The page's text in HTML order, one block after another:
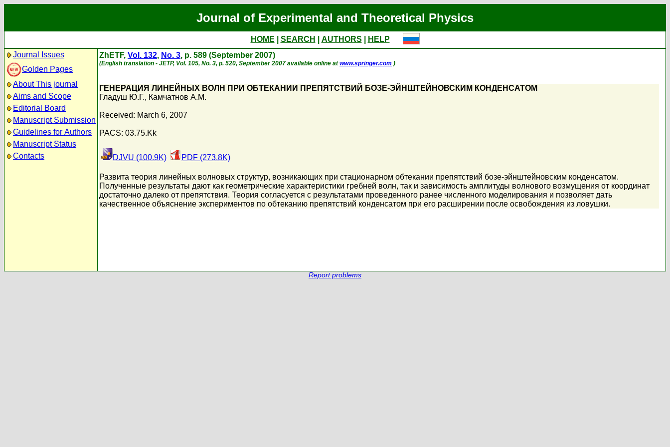
Journal of Experimental and Theoretical Physics
HOME SEARCH AUTHORS
HELP
Journal Issues
Golden Pages
About This journal
Aims and Scope
Editorial Board
Manuscript Submission
Guidelines for Authors
Manuscript Status
Contacts
ZhETF, Vol. 132, No. 3, p. 589 (September 2007)
(English translation - JETP, Vol. 105, No. 3, p. 520, September 2007 available online atwww.springer.com )
ГЕНЕРАЦИЯ ЛИНЕЙНЫХ ВОЛН ПРИ ОБТЕКАНИИ ПРЕПЯТСТВИЙ БОЗЕ-ЭЙНШТЕЙНОВСКИМ КОНДЕНСАТОМ
Гладуш Ю.Г., Камчатнов А.М.
Received: March 6, 2007
PACS: 03.75.Kk
DJVU (100.9K) PDF (273.8K)
Развита теория линейных волновых структур, возникающих при стационарном обтекании препятствий бозе-эйнштейновским конденсатом.
Полученные результаты дают как геометрические характеристики гребней волн, так и зависимость амплитуды волнового возмущения от координат
достаточно далеко от препятствия. Теория согласуется с результатами проведенного ранее численного моделирования и позволяет дать
качественное объяснение экспериментов по обтеканию препятствий конденсатом при его расширении после освобождения из ловушки.
Report problems